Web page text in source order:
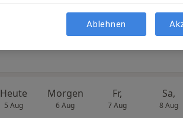
Telefonnummer anzeigen
Heute
5 Aug
Morgen
6 Aug
Fr,
7 Aug
Sa,
8 Aug
Ablehnen